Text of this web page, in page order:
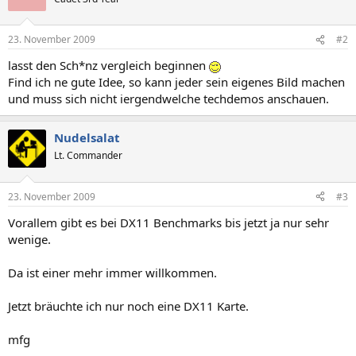
23. November 2009 #2
lasst den Sch*nz vergleich beginnen
Find ich ne gute Idee, so kann jeder sein eigenes Bild machen
und muss sich nicht iergendwelche techdemos anschauen.
Nudelsalat
Lt. Commander
23. November 2009 #3
Vorallem gibt es bei DX11 Benchmarks bis jetzt ja nur sehr
wenige.
Da ist einer mehr immer willkommen.
Jetzt bräuchte ich nur noch eine DX11 Karte.
mfg